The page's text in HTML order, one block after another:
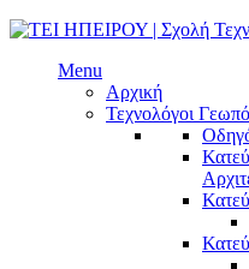
Menu
Αρχική
Τεχνολόγοι